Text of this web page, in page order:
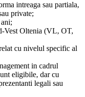
intreaga sau partiala,
private;
Vest Oltenia (VL, OT,
cu nivelul specific al
in cadrul
eligibile, dar cu
legali sau